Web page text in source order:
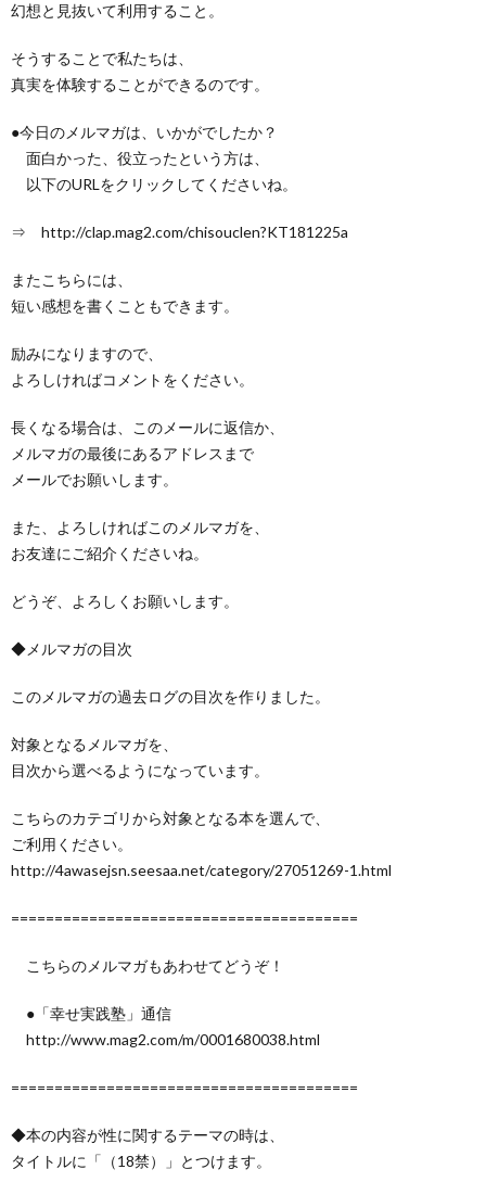
幻想と見抜いて利用すること。
そうすることで私たちは、
真実を体験することができるのです。
●今日のメルマガは、いかがでしたか？
面白かった、役立ったという方は、
以下のURLをクリックしてくださいね。
⇒ http://clap.mag2.com/chisouclen?KT181225a
またこちらには、
短い感想を書くこともできます。
励みになりますので、
よろしければコメントをください。
長くなる場合は、このメールに返信か、
メルマガの最後にあるアドレスまで
メールでお願いします。
また、よろしければこのメルマガを、
お友達にご紹介くださいね。
どうぞ、よろしくお願いします。
◆メルマガの目次
このメルマガの過去ログの目次を作りました。
対象となるメルマガを、
目次から選べるようになっています。
こちらのカテゴリから対象となる本を選んで、
ご利用ください。
http://4awasejsn.seesaa.net/category/27051269-1.html
========================================
こちらのメルマガもあわせてどうぞ！
●「幸せ実践塾」通信
http://www.mag2.com/m/0001680038.html
========================================
◆本の内容が性に関するテーマの時は、
タイトルに「（18禁）」とつけます。